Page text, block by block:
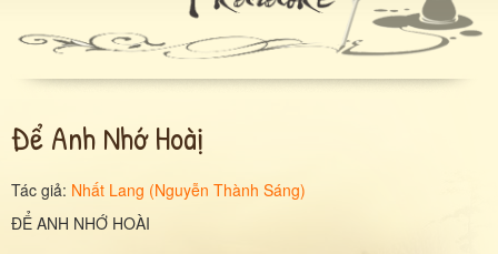
Để Anh Nhớ Hoàị
Tác giả: Nhất Lang (Nguyễn Thành Sáng)
ĐỂ ANH NHỚ HOÀI